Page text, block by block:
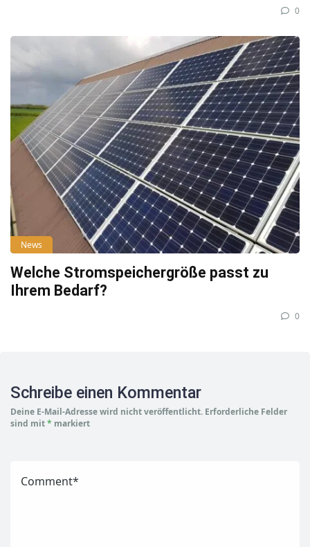
0
News
Welche Stromspeichergröße passt zu
Ihrem Bedarf?
0
Schreibe einen Kommentar
Deine E-Mail-Adresse wird nicht veröffentlicht. Erforderliche Felder
sind mit* markiert